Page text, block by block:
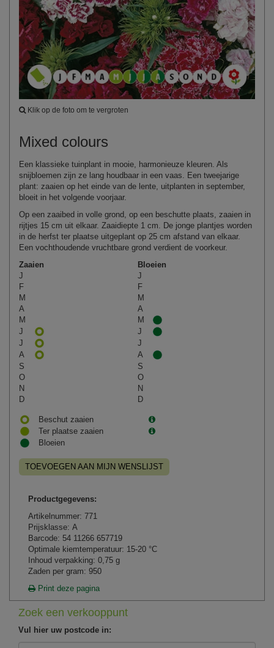
Klik op de foto om te vergroten
Mixed colours
Een klassieke tuinplant in mooie, harmonieuze kleuren. Als
snijbloemen zijn ze lang houdbaar in een vaas. Een tweejarige
plant: zaaien op het einde van de lente, uitplanten in september,
bloeit in het volgende voorjaar.
Op een zaaibed in volle grond, op een beschutte plaats, zaaien in
rijtjes 15 cm uit elkaar. Zaaidiepte 1 cm. De jonge plantjes worden
in de herfst ter plaatse uitgeplant op 25 cm afstand van elkaar.
Een vochthoudende vruchtbare grond verdient de voorkeur.
Zaaien
Bloeien
J
J
F
F
M
M
A
A
M
M
J
J
J
J
A
A
S
S
O
O
N
N
D
D
Beschut zaaien
Ter plaatse zaaien
Bloeien
TOEVOEGEN AAN MIJN WENSLIJST
Productgegevens:
Artikelnummer: 771
Prijsklasse: A
Barcode: 54 11266 657719
Optimale kiemtemperatuur: 15-20 °C
Inhoud verpakking: 0,75 g
Zaden per gram: 950
Print deze pagina
Zoek een verkooppunt
Vul hier uw postcode in: